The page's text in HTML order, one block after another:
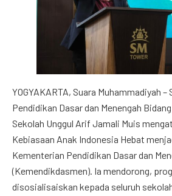
YOGYAKARTA, Suara Muhammadiyah
Pendidikan Dasar dan Menengah
Sekolah Unggul Arif Jamali Muis
Kebiasaan Anak Indonesia Hebat
Kementerian Pendidikan Dasar dan
(Kemendikdasmen). Ia mendorong,
disosialisaiskan kepada seluruh